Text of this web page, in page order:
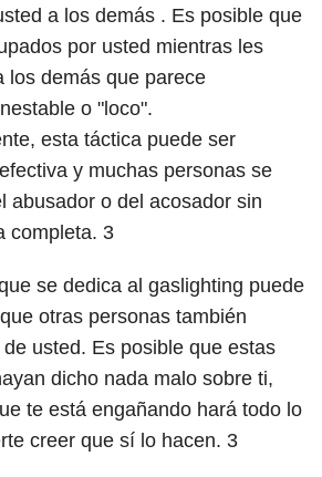
a los demás . Es posible que
por usted mientras les
los demás que parece
o "loco".
esta táctica puede ser
y muchas personas se
abusador o del acosador sin
completa. 3
se dedica al gaslighting puede
otras personas también
usted. Es posible que estas
dicho nada malo sobre ti,
te está engañando hará todo lo
creer que sí lo hacen. 3